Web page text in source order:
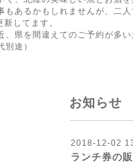
もあるかもしれませんが、二
してます。
、県を間違えてのご予約が多
別途）
お知らせ
2018-12-02
ランチ券の